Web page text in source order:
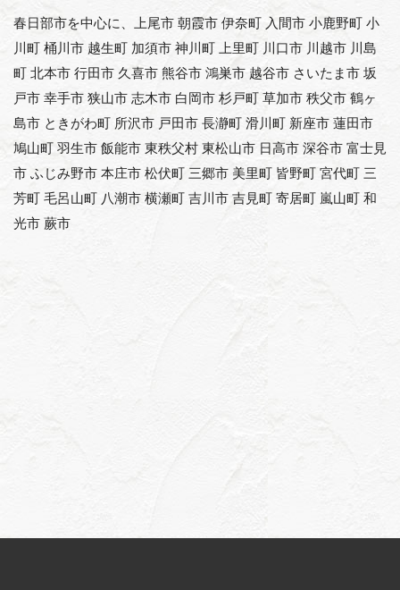
春日部市を中心に、上尾市 朝霞市 伊奈町 入間市 小鹿野町 小
川町 桶川市 越生町 加須市 神川町 上里町 川口市 川越市 川島
町 北本市 行田市 久喜市 熊谷市 鴻巣市 越谷市 さいたま市 坂
戸市 幸手市 狭山市 志木市 白岡市 杉戸町 草加市 秩父市 鶴ヶ
島市 ときがわ町 所沢市 戸田市 長瀞町 滑川町 新座市 蓮田市
鳩山町 羽生市 飯能市 東秩父村 東松山市 日高市 深谷市 富士見
市 ふじみ野市 本庄市 松伏町 三郷市 美里町 皆野町 宮代町 三
芳町 毛呂山町 八潮市 横瀬町 吉川市 吉見町 寄居町 嵐山町 和
光市 蕨市